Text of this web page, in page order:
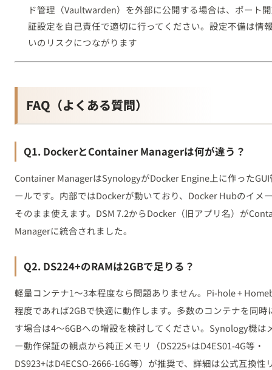
ド管理（Vaultwarden）を外部に公開する場合は、ポート
証設定を自己責任で適切に行ってください。設定不備は情
いのリスクにつながります
FAQ（よくある質問）
Q1. DockerとContainer Managerは何が違う？
Container ManagerはSynologyがDocker Engine上に作った
ールです。内部ではDockerが動いており、Docker Hubのイメ
そのまま使えます。DSM 7.2からDocker（旧アプリ名）が
Managerに統合されました。
Q2. DS224+のRAMは2GBで足りる？
軽量コンテナ1〜3本程度なら問題ありません。Pi-hole +
程度であれば2GBで快適に動作します。多数のコンテナを同時
す場合は4〜6GBへの増設を検討してください。Synology機は
ー動作保証の観点から純正メモリ（DS225+はD4ES01-4G等・
DS923+はD4ECSO-2666-16G等）が推奨で、詳細は公式互換性